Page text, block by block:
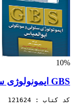
10%
GBS ایمونولوژی سلولی و مولکولی ابوالعباس
کد کتاب : 121624